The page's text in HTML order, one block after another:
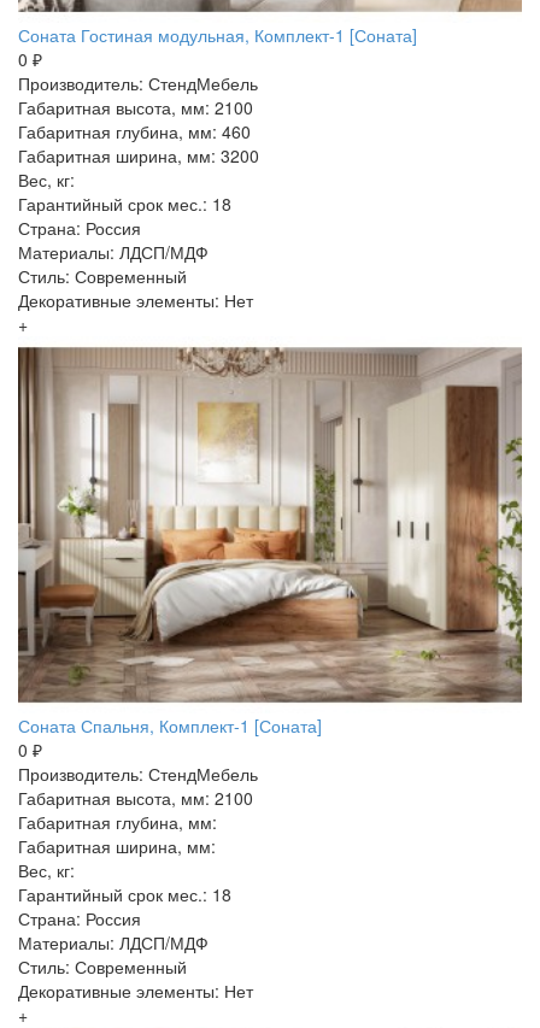
Соната Гостиная модульная, Комплект-1 [Соната]
0 ₽
Производитель: СтендМебель
Габаритная высота, мм: 2100
Габаритная глубина, мм: 460
Габаритная ширина, мм: 3200
Вес, кг:
Гарантийный срок мес.: 18
Страна: Россия
Материалы: ЛДСП/МДФ
Стиль: Современный
Декоративные элементы: Нет
+
Соната Спальня, Комплект-1 [Соната]
0 ₽
Производитель: СтендМебель
Габаритная высота, мм: 2100
Габаритная глубина, мм:
Габаритная ширина, мм:
Вес, кг:
Гарантийный срок мес.: 18
Страна: Россия
Материалы: ЛДСП/МДФ
Стиль: Современный
Декоративные элементы: Нет
+